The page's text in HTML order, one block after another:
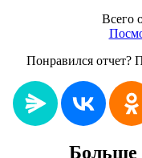
Всего
Понравился отчет?
Больше